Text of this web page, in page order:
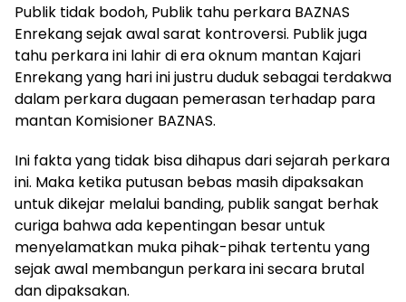
Publik tidak bodoh, Publik tahu perkara BAZNAS
Enrekang sejak awal sarat kontroversi. Publik juga
tahu perkara ini lahir di era oknum mantan Kajari
Enrekang yang hari ini justru duduk sebagai terdakwa
dalam perkara dugaan pemerasan terhadap para
mantan Komisioner BAZNAS.
Ini fakta yang tidak bisa dihapus dari sejarah perkara
ini. Maka ketika putusan bebas masih dipaksakan
untuk dikejar melalui banding, publik sangat berhak
curiga bahwa ada kepentingan besar untuk
menyelamatkan muka pihak-pihak tertentu yang
sejak awal membangun perkara ini secara brutal
dan dipaksakan.